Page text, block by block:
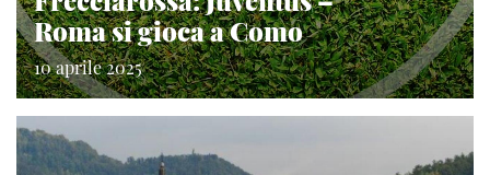
Roma si gioca a Como
10 aprile 2025